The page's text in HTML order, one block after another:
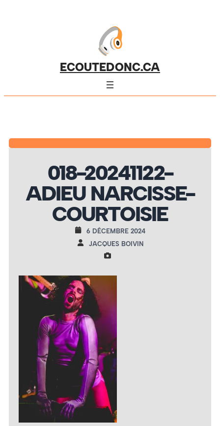
ECOUTEDONC.CA
018-20241122-
ADIEU NARCISSE-
COURTOISIE
6 DÉCEMBRE 2024
JACQUES BOIVIN